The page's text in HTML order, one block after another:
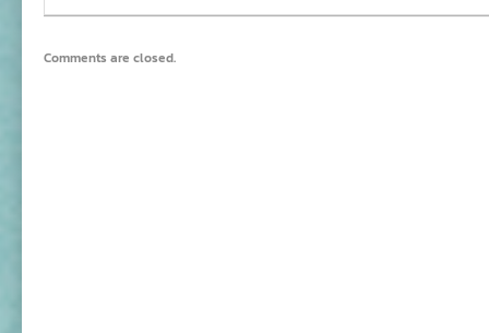
Comments are closed.